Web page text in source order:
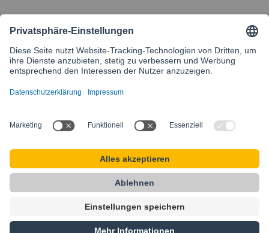
AGB
Kontakt
Besuchen Sie unsere internationale Website
SIKLA INTERNATIONAL
Sitemap Datenschutz
Privacy Settings